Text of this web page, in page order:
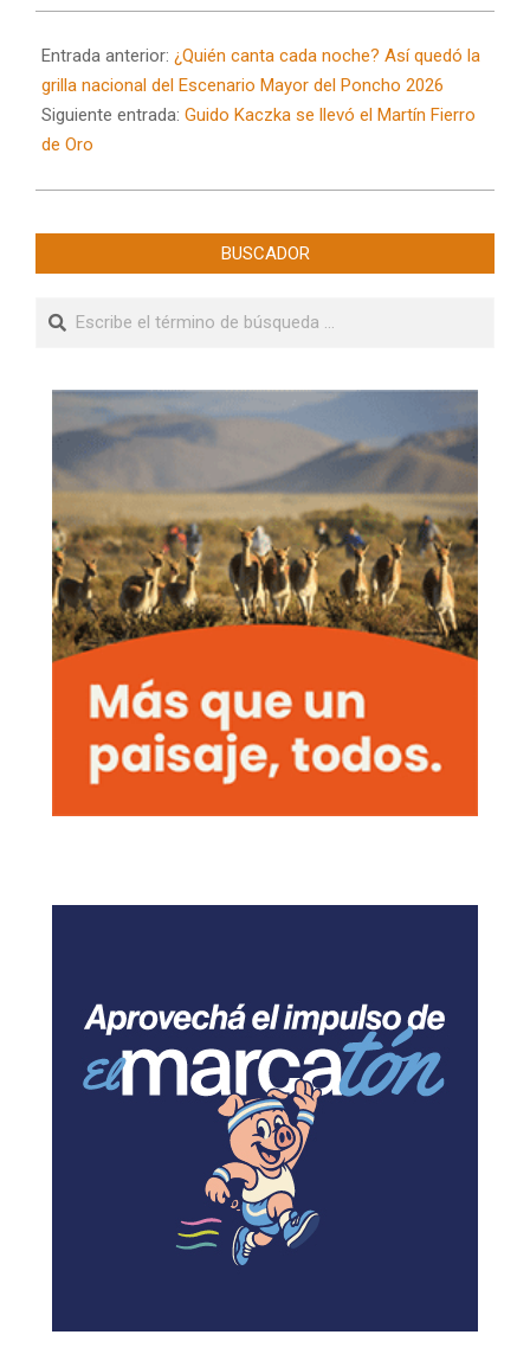
05-
18
Entrada anterior: ¿Quién canta cada noche? Así quedó la
grilla nacional del Escenario Mayor del Poncho 2026
Siguiente entrada: Guido Kaczka se llevó el Martín Fierro
de Oro
BUSCADOR